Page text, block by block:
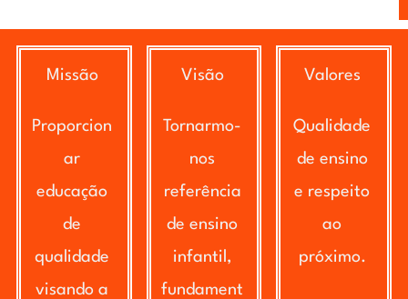
Missão
Proporcion
ar
educação
de
qualidade
visando a
Visão
Tornarmo-
nos
referência
de ensino
infantil,
fundament
Valores
Qualidade
de ensino
e respeito
ao
próximo.